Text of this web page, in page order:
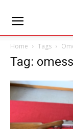
Home Tags
Tag: